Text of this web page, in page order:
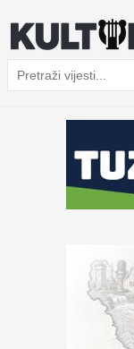
Pretraga